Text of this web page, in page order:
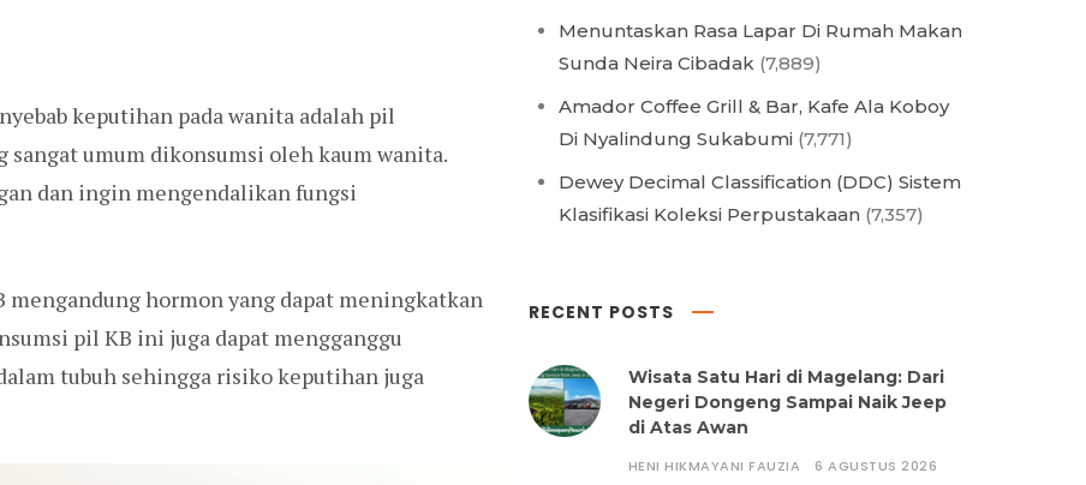
keputihan pada wanita adalah pil
umum dikonsumsi oleh kaum wanita.
dan ingin mengendalikan fungsi
hormon yang dapat meningkatkan
pil KB ini juga dapat mengganggu
tubuh sehingga risiko keputihan juga
Menuntaskan Rasa Lapar Di Rumah Makan
Sunda Neira Cibadak (7,889)
Amador Coffee Grill & Bar, Kafe Ala Koboy
Di Nyalindung Sukabumi (7,771)
Dewey Decimal Classification (DDC) Sistem
Klasifikasi Koleksi Perpustakaan (7,357)
RECENT POSTS
Wisata Satu Hari di Magelang: Dari
Negeri Dongeng Sampai Naik Jeep
di Atas Awan
HENI HIKMAYANI FAUZIA 6 AGUSTUS 2026